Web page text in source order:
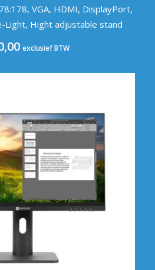
VGA, HDMI, DisplayPort,
Light, Hight adjustable stand
exclusief BTW